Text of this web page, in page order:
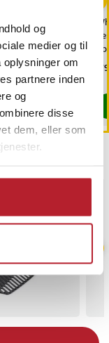
og
medier og til
om
partnere inden
og
disse
dem, eller som
med
elektrisk
Leveres i løbet af 1-2
Køb